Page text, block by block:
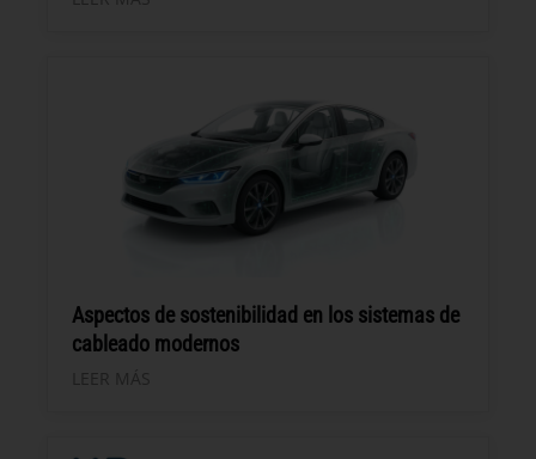
Aspectos de sostenibilidad en los sistemas de
cableado modernos